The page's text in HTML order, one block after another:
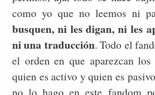
como yo que no leemos ni
busquen, ni les digan, ni les
ni una traducción. Todo el
el orden en que aparezcan
quien es activo y quien es
no lo hago en este fandom